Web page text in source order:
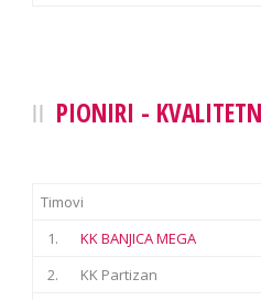
PIONIRI -
Timovi
1.
KK BANJICA MEGA
2.
KK Partizan